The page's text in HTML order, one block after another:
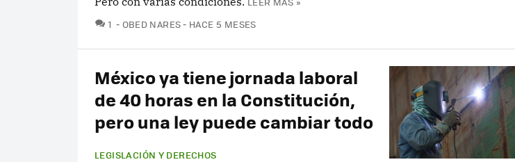
1 COMENTARIOS
OBED NARES HACE 5 MESES
México ya tiene jornada laboral
de 40 horas en la Constitución,
pero una ley puede cambiar todo
LEGISLACIÓN Y DERECHOS